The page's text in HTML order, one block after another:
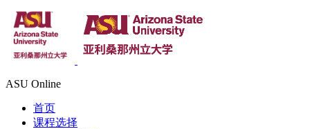
ASU Online
首页
课程选择